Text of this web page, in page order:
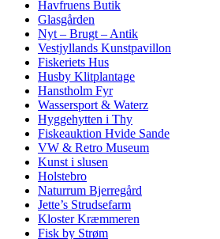
Havfruens Butik
Glasgården
Nyt – Brugt – Antik
Vestjyllands Kunstpavillon
Fiskeriets Hus
Husby Klitplantage
Hanstholm Fyr
Wassersport & Waterz
Hyggehytten i Thy
Fiskeauktion Hvide Sande
VW & Retro Museum
Kunst i slusen
Holstebro
Naturrum Bjerregård
Jette’s Strudsefarm
Kloster Kræmmeren
Fisk by Strøm